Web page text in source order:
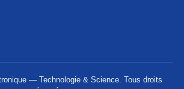
— Technologie & Science. Tous droits